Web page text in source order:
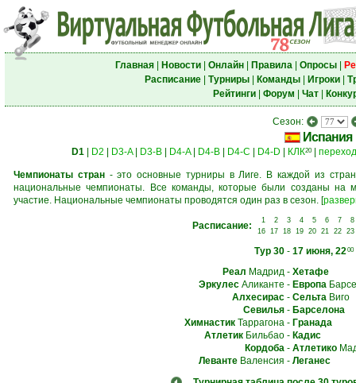
Главная| Новости| Онлайн| Правила| Опросы|
Расписание| Турниры| Команды| Игроки|
Рейтинги| Форум Чат|
Сезон:
Испания
D1| D2 D3-A| D3-B| D4-A| D4-B| D4-C D4-D КЛК20|
Чемпионаты стран- это основные турниры в Лиге. В каждой из
национальные чемпионаты. Все команды, которые были созданы на
участие. Национальные чемпионаты проводятся один раз в сезон. [
Расписание: 1 2 3 4 5 6 7
8
16
17 18 19 20 21 22 23
Тур 30- 17 июня, 2200
Реал Мадрид- Хетафе
ЭркулесАликанте - Европа
Алхесирас- СельтаВиго
Севилья- Барселона
ХимнастикТаррагона- Гранада
АтлетикБильбао- Кадис
Кордоба- Атлетико
ЛевантеВаленсия - Леганес